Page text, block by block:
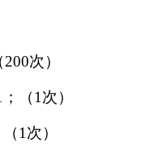
200次）
（1次）
1次）